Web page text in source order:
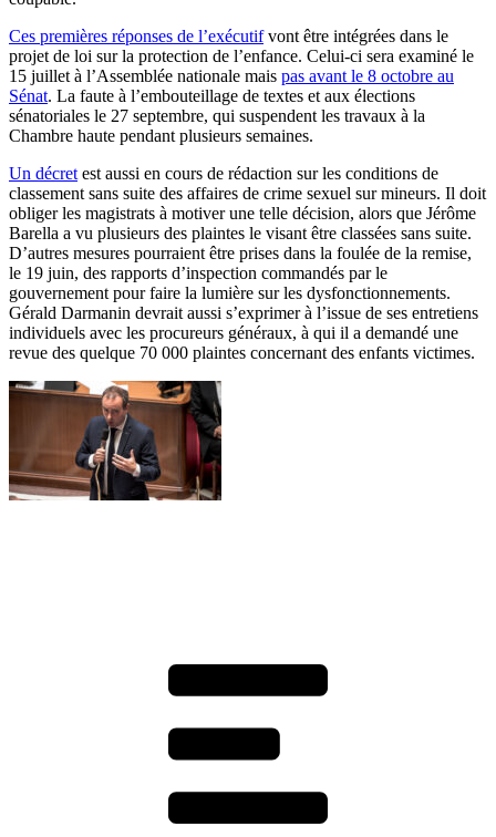
Ces premières réponses de l’exécutifvont être intégrées dans le
projet de loi sur la protection de l’enfance. Celui-ci sera examiné le
15 juillet à l’Assemblée nationale mais pas avant le 8 octobre au
Sénat. La faute à l’embouteillage de textes et aux élections
sénatoriales le 27 septembre, qui suspendent les travaux à la
Chambre haute pendant plusieurs semaines.
Un décret est aussi en cours de rédaction sur les conditions de
classement sans suite des affaires de crime sexuel sur mineurs. Il doit
obliger les magistrats à motiver une telle décision, alors que Jérôme
Barella a vu plusieurs des plaintes le visant être classées sans suite.
D’autres mesures pourraient être prises dans la foulée de la remise,
le 19 juin, des rapports d’inspection commandés par le
gouvernement pour faire la lumière sur les dysfonctionnements.
Gérald Darmanin devrait aussi s’exprimer à l’issue de ses entretiens
individuels avec les procureurs généraux, à qui il a demandé une
revue des quelque 70 000 plaintes concernant des enfants victimes.